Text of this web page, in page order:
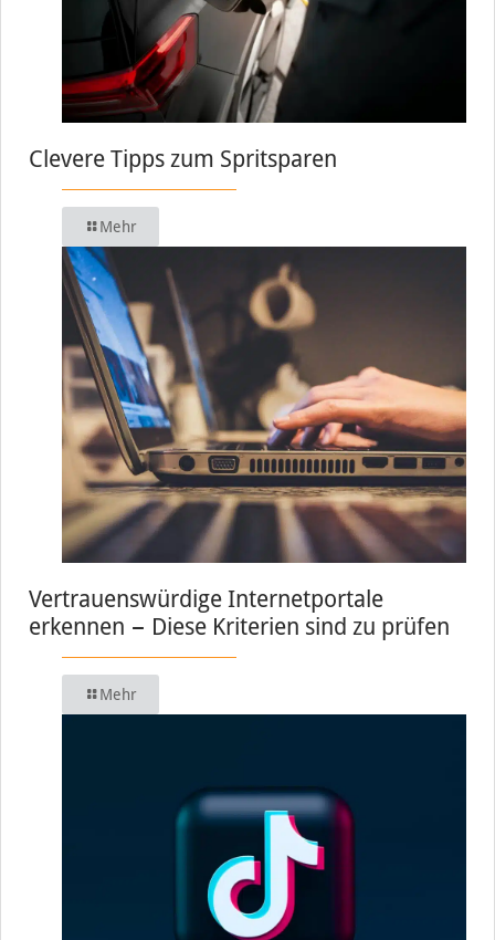
Clevere Tipps zum Spritsparen
Mehr
Vertrauenswürdige Internetportale
erkennen − Diese Kriterien sind zu prüfen
Mehr